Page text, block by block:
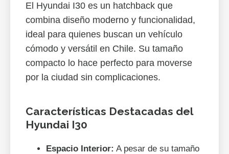
El Hyundai I30 es un hatchback que
combina diseño moderno y funcionalidad,
ideal para quienes buscan un vehículo
cómodo y versátil en Chile. Su tamaño
compacto lo hace perfecto para moverse
por la ciudad sin complicaciones.
Características Destacadas del
Hyundai I30
Espacio Interior: A pesar de su tamaño